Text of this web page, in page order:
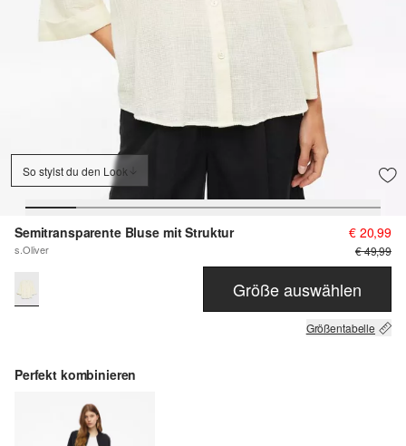
So stylst du den Look
Semitransparente Bluse mit Struktur
s.Oliver
€ 20,99
€ 49,99
Größe auswählen
Größentabelle
Perfekt kombinieren